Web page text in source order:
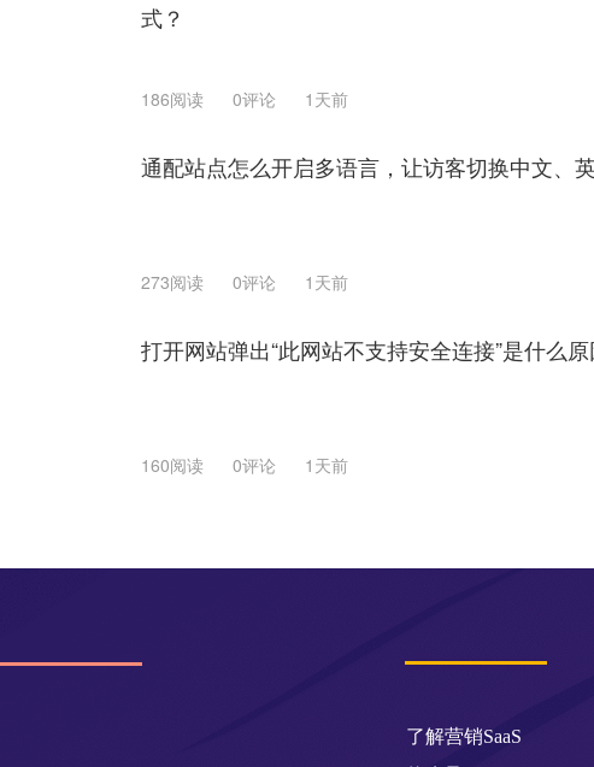
式？
186阅读 0评论 1天前
通配站点怎么开启多语言，让访客切换中文、
273阅读 0评论 1天前
打开网站弹出“此网站不支持安全连接”是什么
160阅读 0评论 1天前
了解营销SaaS